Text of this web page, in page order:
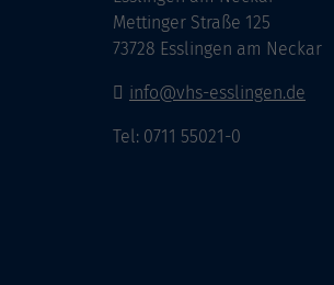
Mettinger Straße 125
73728 Esslingen am Neckar
info@vhs-esslingen.de
Tel: 0711 55021-0